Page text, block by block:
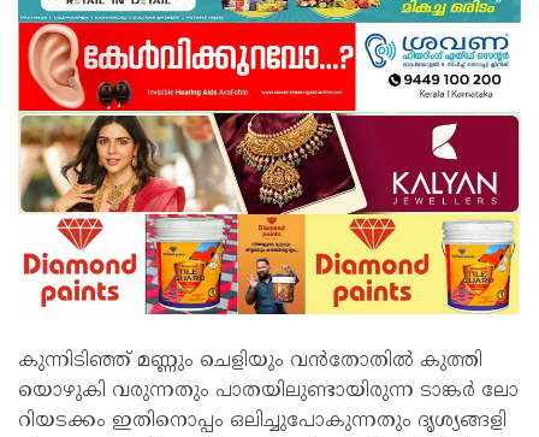
കു​ന്നി​ടി​ഞ്ഞ് മ​ണ്ണും ചെ​ളി​യും വ​ൻ​തോ​തി​ൽ കു​ത്തി​
യൊ​ഴു​കി വ​രു​ന്ന​തും പാ​ത​യി​ലു​ണ്ടാ​യി​രു​ന്ന ടാ​ങ്ക​ർ ലോ​
റി​യ​ട​ക്കം ഇ​തി​നൊ​പ്പം ഒ​ലി​ച്ചു​പോ​കു​ന്ന​തും ദൃ​ശ്യ​ങ്ങ​ളി​